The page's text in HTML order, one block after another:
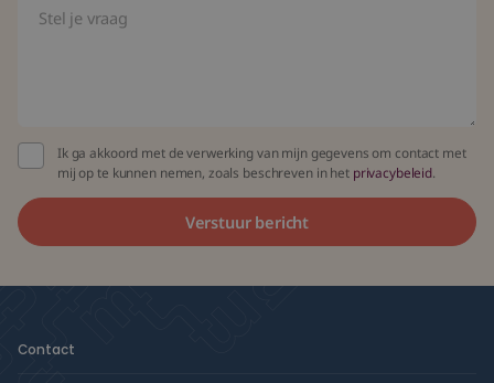
Ik ga akkoord met de verwerking van mijn gegevens om contact met
mij op te kunnen nemen, zoals beschreven in het privacybeleid.
Contact